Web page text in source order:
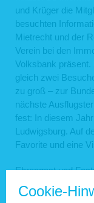
und Krüger die
besuchten
Mietrecht und der
Verein bei den
Volksbank präsent.
gleich zwei
zu groß – zur
nächste
fest: In diesem
Ludwigsburg. Auf
Favorite und eine
Ehrengast und
der Vorsitzende
Ass. jur. Manfred
Cookie-